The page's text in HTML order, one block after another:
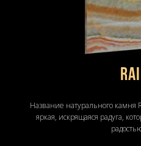
Название натурального камня
яркая, искрящаяся радуга,